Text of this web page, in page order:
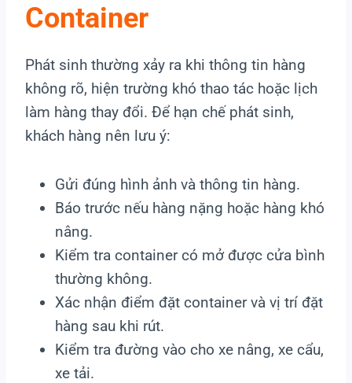
Container
Phát sinh thường xảy ra khi thông tin hàng
không rõ, hiện trường khó thao tác hoặc lịch
làm hàng thay đổi. Để hạn chế phát sinh,
khách hàng nên lưu ý:
Gửi đúng hình ảnh và thông tin hàng.
Báo trước nếu hàng nặng hoặc hàng khó
nâng.
Kiểm tra container có mở được cửa bình
thường không.
Xác nhận điểm đặt container và vị trí đặt
hàng sau khi rút.
Kiểm tra đường vào cho xe nâng, xe cẩu,
xe tải.